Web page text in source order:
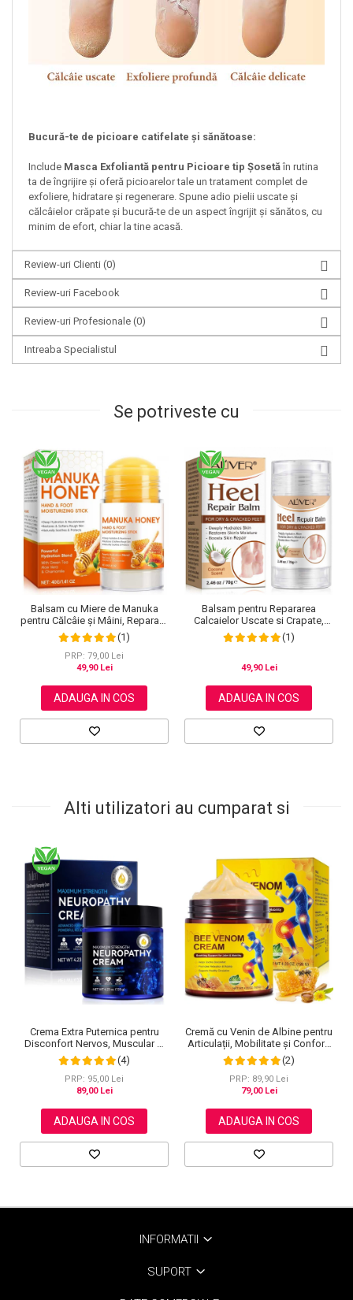
Bucură-te de picioare catifelate și sănătoase:
Include Masca Exfoliantă pentru Picioare tip Șosetăîn rutina
ta de îngrijire și oferă picioarelor tale un tratament complet de
exfoliere, hidratare și regenerare. Spune adio pielii uscate și
călcâielor crăpate și bucură-te de un aspect îngrijit și sănătos, cu
minim de efort, chiar la tine acasă.
Review-uri Clienti (0)
Review-uri Facebook
Review-uri Profesionale (0)
Intreaba Specialistul
Se potriveste cu
Balsam cu Miere de Manuka
pentru Călcâie și Mâini, Reparare
Intensivă, 40 g
(1)
PRP: 79,00 Lei
49,90 Lei
ADAUGA IN COS
Balsam pentru Repararea
Calcaielor Uscate si Crapate,
Ingrediente 100% Naturale,
Aroma de Cocos, Aliver 70 g
(1)
49,90 Lei
ADAUGA IN COS
Alti utilizatori au cumparat si
Crema Extra Puternica pentru
Disconfort Nervos, Muscular si
Articular, 120 g
(4)
PRP: 95,00 Lei
89,00 Lei
ADAUGA IN COS
Cremă cu Venin de Albine pentru
Articulații, Mobilitate și Confort,
120 g
(2)
PRP: 89,90 Lei
79,00 Lei
ADAUGA IN COS
INFORMATII
SUPORT